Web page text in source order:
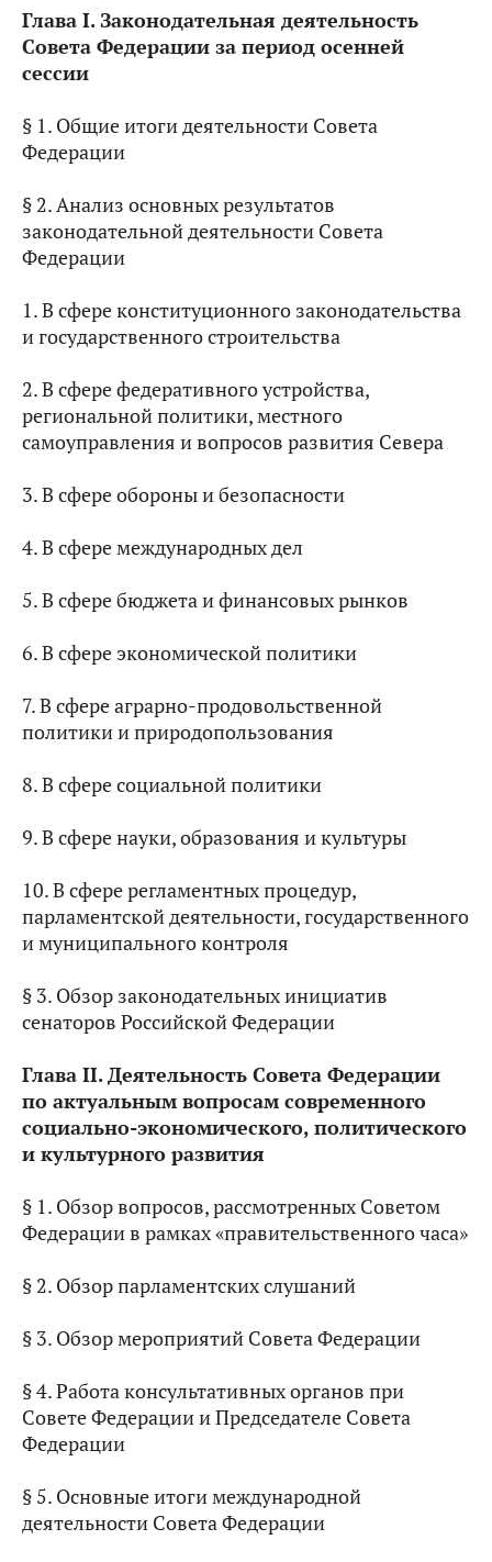
Глава I. Законодательная деятельность
Совета Федерации за период осенней
сессии
§ 1. Общие итоги деятельности Совета
Федерации
§ 2. Анализ основных результатов
законодательной деятельности Совета
Федерации
1. В сфере конституционного законодательства
и государственного строительства
2. В сфере федеративного устройства,
региональной политики, местного
самоуправления и вопросов развития Севера
3. В сфере обороны и безопасности
4. В сфере международных дел
5. В сфере бюджета и финансовых рынков
6. В сфере экономической политики
7. В сфере аграрно-продовольственной
политики и природопользования
8. В сфере социальной политики
9. В сфере науки, образования и культуры
10. В сфере регламентных процедур,
парламентской деятельности, государственного
и муниципального контроля
§ 3. Обзор законодательных инициатив
сенаторов Российской Федерации
Глава II. Деятельность Совета Федерации
по актуальным вопросам современного
социально-экономического, политического
и культурного развития
§ 1. Обзор вопросов, рассмотренных Советом
Федерации в рамках «правительственного часа»
§ 2. Обзор парламентских слушаний
§ 3. Обзор мероприятий Совета Федерации
§ 4. Работа консультативных органов при
Совете Федерации и Председателе Совета
Федерации
§ 5. Основные итоги международной
деятельности Совета Федерации